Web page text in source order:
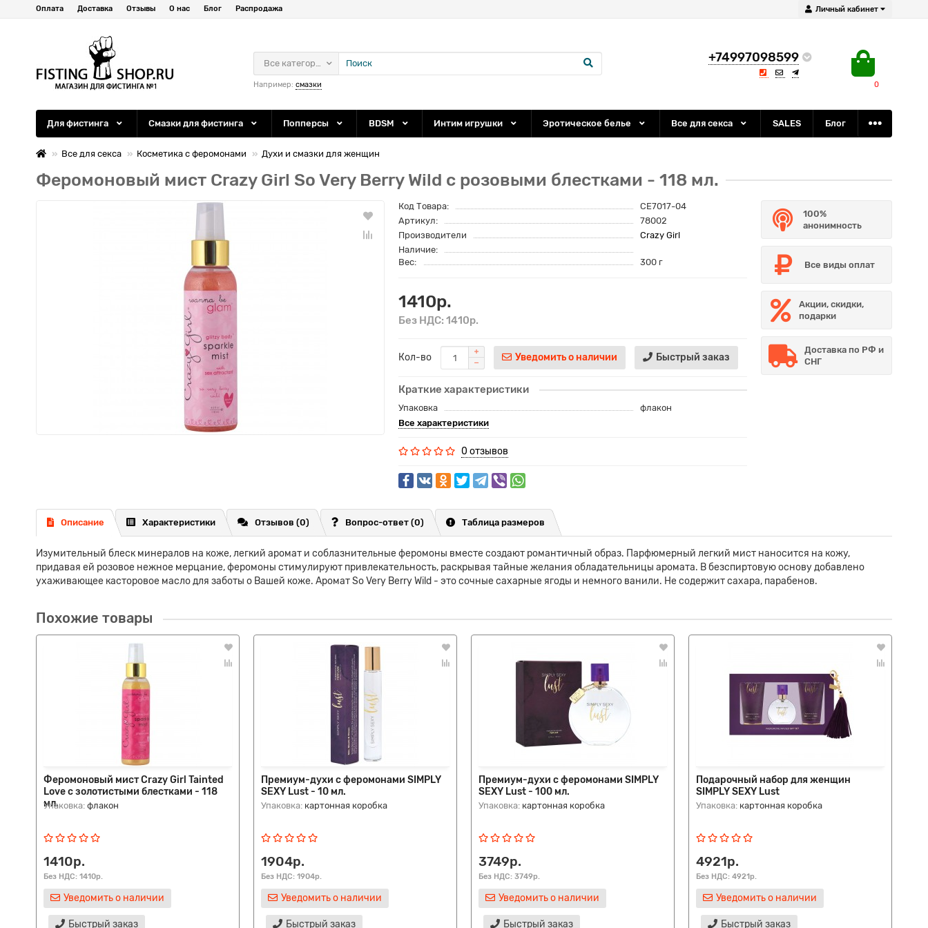
Личный кабинет
Оплата Доставка Отзывы О нас Блог Распродажа
+74997098599
0
Все категории
Например: смазки
Для фистинга Смазки для фистинга Попперсы BDSM Интим игрушки Эротическое белье Все для секса SALES Блог
Все для секса Косметика с феромонами Духи и смазки для женщин
Феромоновый мист Crazy Girl So Very Berry Wild с розовыми блестками - 118 мл.
Код Товара:
CE7017-04
Артикул:
78002
Производители
Crazy Girl
Наличие:
Вес:
300 г
1410р.
Без НДС: 1410р.
Кол-во Уведомить о наличии Быстрый заказ
Краткие характеристики
Упаковка
флакон
Все характеристики
0 отзывов
100%
анонимность
Все виды оплат
Акции, скидки,
подарки
Доставка по РФ и
СНГ
Описание Характеристики Отзывов (0) Вопрос-ответ (0) Таблица размеров
Изумительный блеск минералов на коже, легкий аромат и соблазнительные феромоны вместе создают романтичный образ. Парфюмерный легкий мист наносится на кожу,
придавая ей розовое нежное мерцание, феромоны стимулируют привлекательность, раскрывая тайные желания обладательницы аромата. В безспиртовую основу добавлено
ухаживающее касторовое масло для заботы о Вашей коже. Аромат So Very Berry Wild - это сочные сахарные ягоды и немного ванили. Не содержит сахара, парабенов.
Похожие товары
Феромоновый мист Crazy Girl Tainted
Love с золотистыми блестками - 118
мл.
Упаковка: флакон
1410р.
Без НДС: 1410р.
Уведомить о наличии
Быстрый заказ
Премиум-духи с феромонами SIMPLY
SEXY Lust - 10 мл.
Упаковка: картонная коробка
1904р.
Без НДС: 1904р.
Уведомить о наличии
Быстрый заказ
Премиум-духи с феромонами SIMPLY
SEXY Lust - 100 мл.
Упаковка: картонная коробка
3749р.
Без НДС: 3749р.
Уведомить о наличии
Быстрый заказ
Подарочный набор для женщин
SIMPLY SEXY Lust
Упаковка: картонная коробка
4921р.
Без НДС: 4921р.
Уведомить о наличии
Быстрый заказ